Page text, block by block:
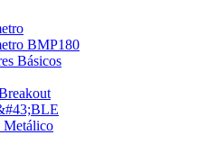
BMP180
Básicos
Metálico